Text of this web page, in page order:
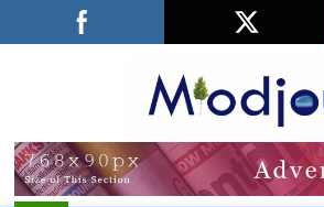
Facebook
LinkedIn